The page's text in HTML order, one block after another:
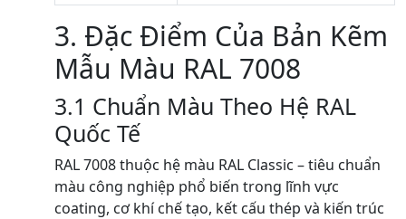
3. Đặc Điểm Của Bản Kẽm
Mẫu Màu RAL 7008
3.1 Chuẩn Màu Theo Hệ RAL
Quốc Tế
RAL 7008 thuộc hệ màu RAL Classic – tiêu chuẩn
màu công nghiệp phổ biến trong lĩnh vực
coating, cơ khí chế tạo, kết cấu thép và kiến trúc